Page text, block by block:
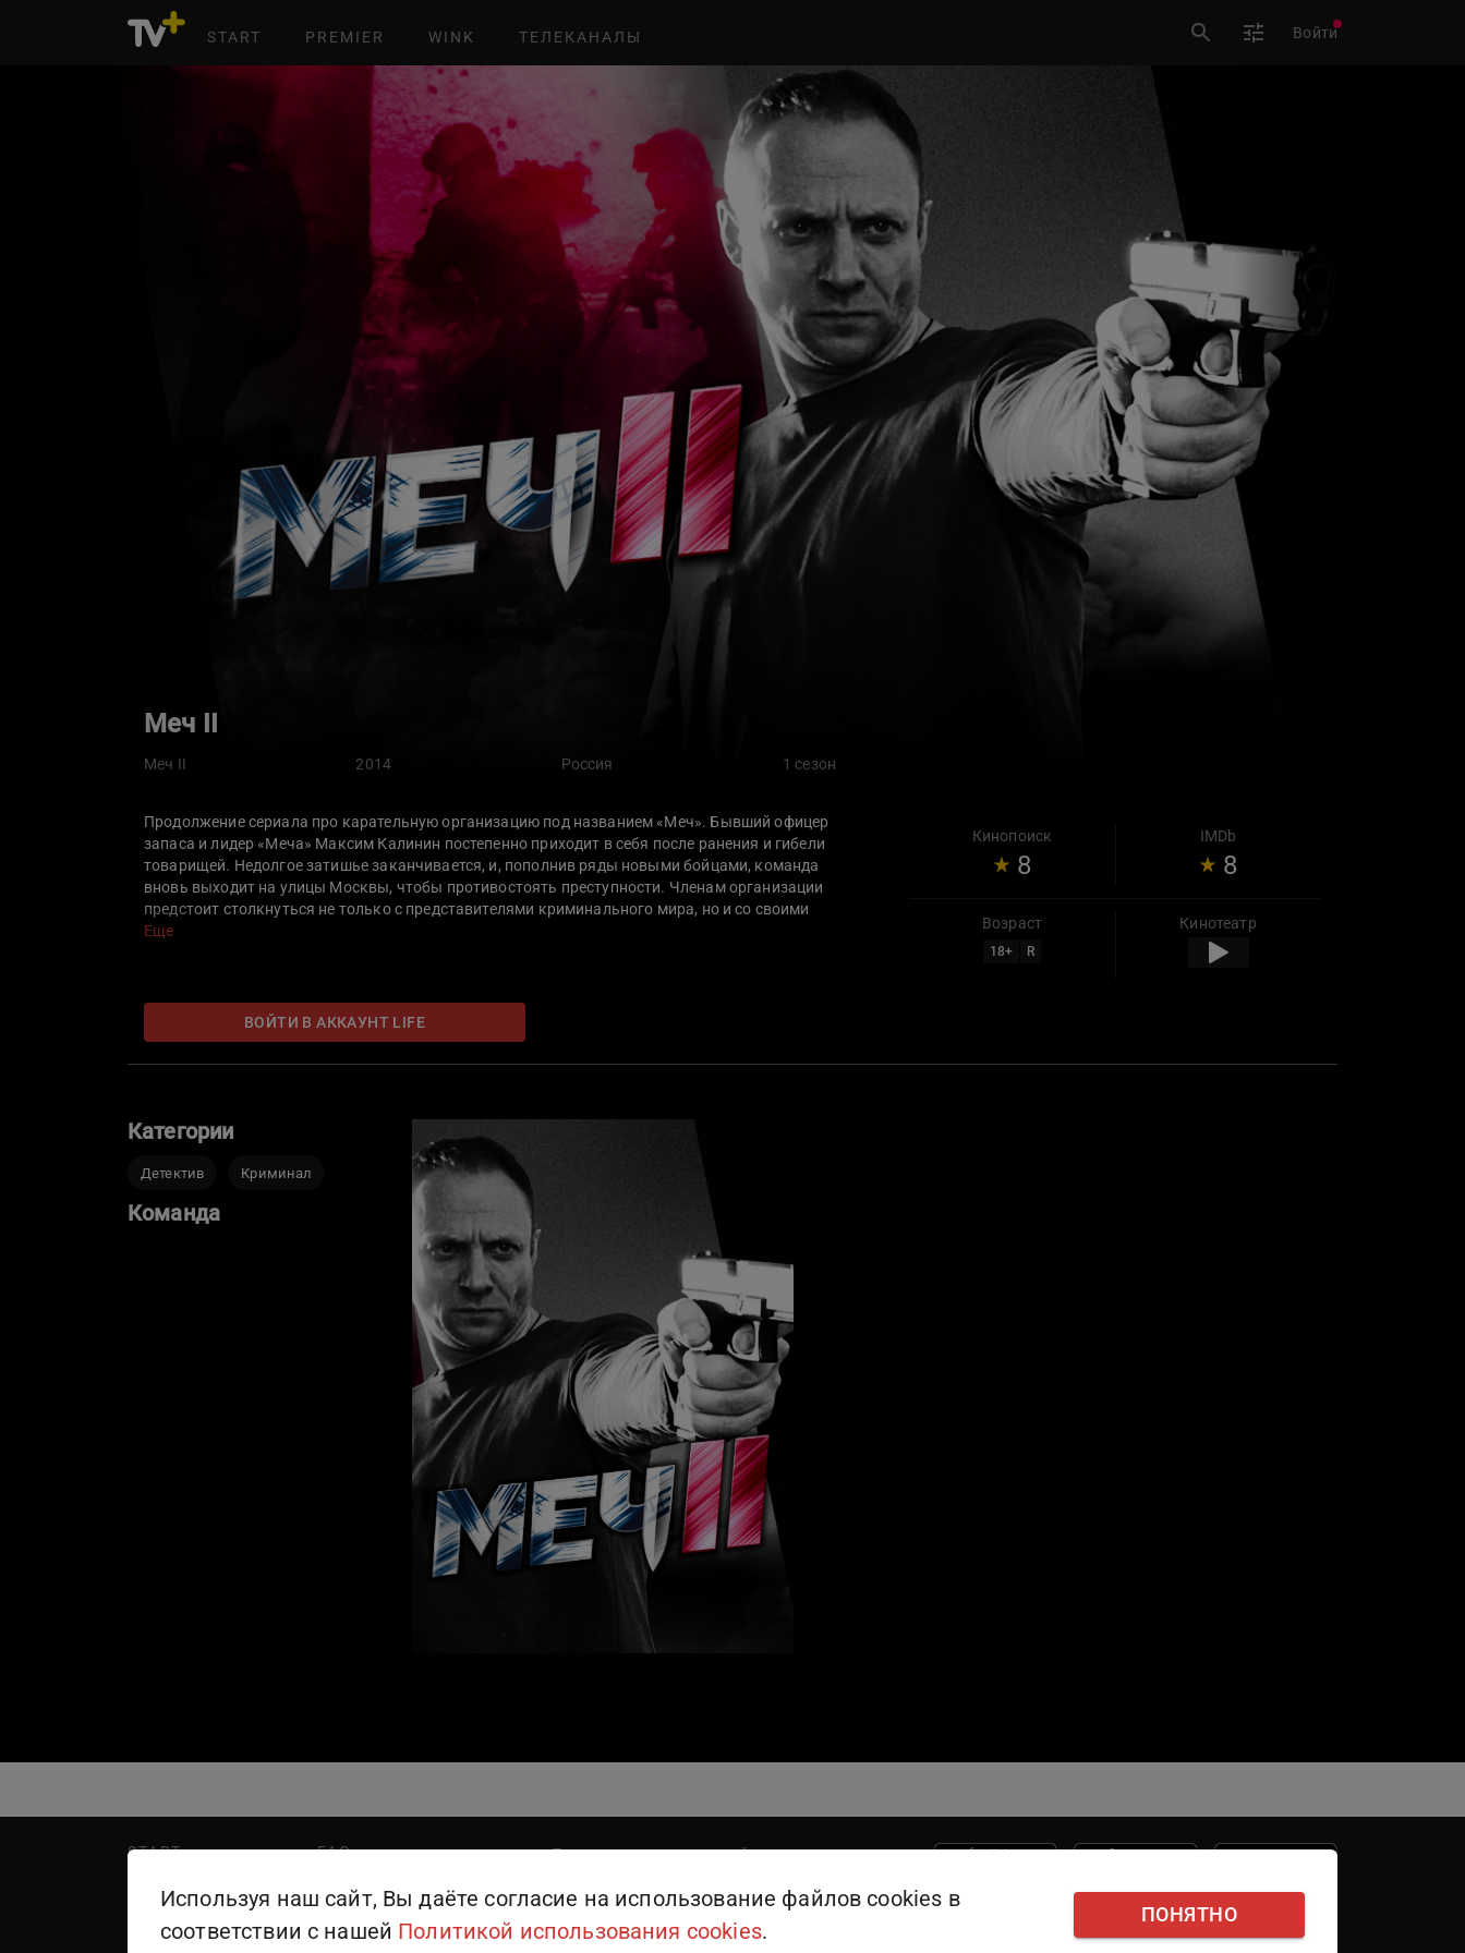
START PREMIER WINK ТЕЛЕКАНАЛЫ Войти
Меч II
Меч II 2014 Россия 1 сезон
Продолжение сериала про карательную организацию под названием «Меч». Бывший офицер
запаса и лидер «Меча» Максим Калинин постепенно приходит в себя после ранения и гибели
товарищей. Недолгое затишье заканчивается, и, пополнив ряды новыми бойцами, команда
вновь выходит на улицы Москвы, чтобы противостоять преступности. Членам организации
предстоит столкнуться не только с представителями криминального мира, но и со своими
бывшими сослуживцами, объявившими «Меч» вне закона.
Еще
Кинопоиск
8
IMDb
8
Возраст
18+ R
Кинотеатр
ВОЙТИ В АККАУНТ LIFE
Категории
Детектив Криминал
Команда
START
FAQ
Поддержка пользователей
Используя наш сайт, Вы даёте согласие на использование файлов cookies в
соответствии с нашей Политикой использования cookies.
ПОНЯТНО